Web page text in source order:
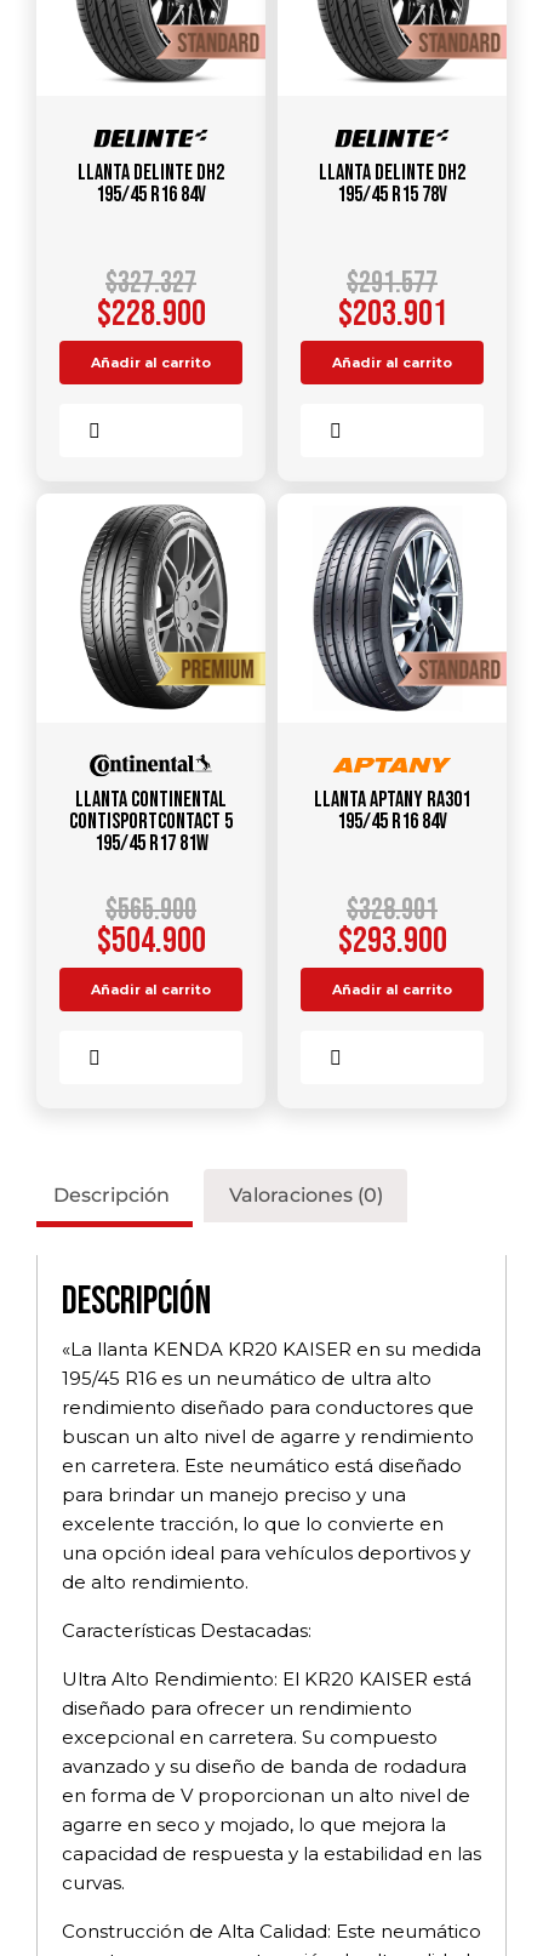
Llanta DELINTE DH2
195/45 R16 84V
$327.327
$228.900
Añadir al carrito
Llanta DELINTE DH2
195/45 R15 78V
$291.577
$203.901
Añadir al carrito
Llanta CONTINENTAL
ContiSportContact 5
195/45 R17 81W
$565.900
$504.900
Añadir al carrito
Llanta APTANY RA301
195/45 R16 84V
$328.901
$293.900
Añadir al carrito
Descripción Valoraciones (0)
Descripción
«La llanta KENDA KR20 KAISER en su medida
195/45 R16 es un neumático de ultra alto
rendimiento diseñado para conductores que
buscan un alto nivel de agarre y rendimiento
en carretera. Este neumático está diseñado
para brindar un manejo preciso y una
excelente tracción, lo que lo convierte en
una opción ideal para vehículos deportivos y
de alto rendimiento.
Características Destacadas:
Ultra Alto Rendimiento: El KR20 KAISER está
diseñado para ofrecer un rendimiento
excepcional en carretera. Su compuesto
avanzado y su diseño de banda de rodadura
en forma de V proporcionan un alto nivel de
agarre en seco y mojado, lo que mejora la
capacidad de respuesta y la estabilidad en las
curvas.
Construcción de Alta Calidad: Este neumático